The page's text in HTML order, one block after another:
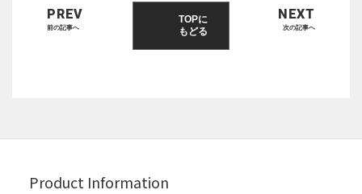
前の記事へ
PREV
TOPに
もどる
次の記事へ
NEXT
Product Information